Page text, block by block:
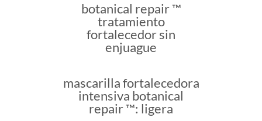
botanical repair ™
tratamiento
fortalecedor sin
enjuague
mascarilla fortalecedora
intensiva botanical
repair ™: ligera